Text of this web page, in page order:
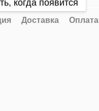
когда появится
Доставка Оплата